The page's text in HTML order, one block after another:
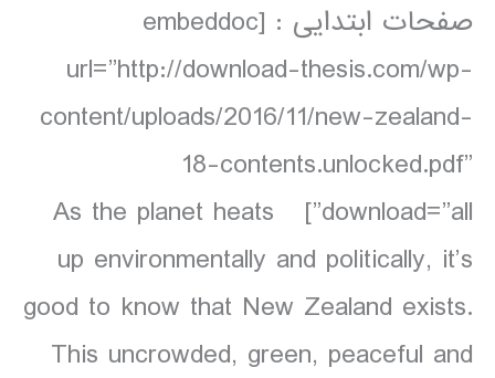
صفحات ابتدایی : [embeddoc
url=”http://download-thesis.com/wp-
content/uploads/2016/11/new-zealand-
18-contents.unlocked.pdf”
download=”all”] As the planet heats
up environmentally and politically, it’s
good to know that New Zealand exists.
This uncrowded, green, peaceful and